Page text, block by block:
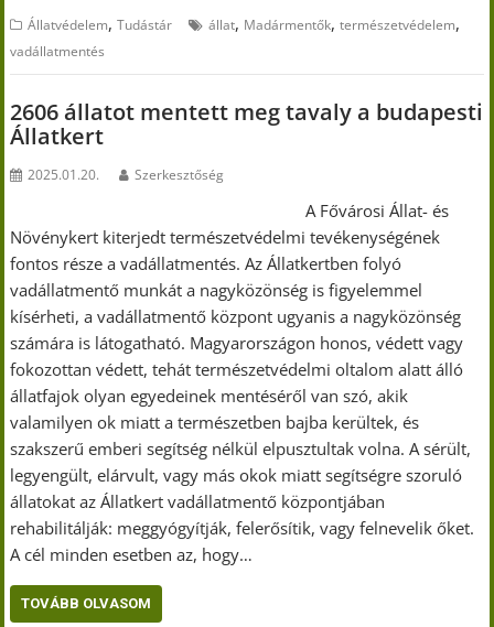
Állatvédelem,Tudástár állat, Madármentők,természetvédelem,
vadállatmentés
2606 állatot mentett meg tavaly a budapesti
Állatkert
2025.01.20. Szerkesztőség
A Fővárosi Állat- és
Növénykert kiterjedt természetvédelmi tevékenységének
fontos része a vadállatmentés. Az Állatkertben folyó
vadállatmentő munkát a nagyközönség is figyelemmel
kísérheti, a vadállatmentő központ ugyanis a nagyközönség
számára is látogatható. Magyarországon honos, védett vagy
fokozottan védett, tehát természetvédelmi oltalom alatt álló
állatfajok olyan egyedeinek mentéséről van szó, akik
valamilyen ok miatt a természetben bajba kerültek, és
szakszerű emberi segítség nélkül elpusztultak volna. A sérült,
legyengült, elárvult, vagy más okok miatt segítségre szoruló
állatokat az Állatkert vadállatmentő központjában
rehabilitálják: meggyógyítják, felerősítik, vagy felnevelik őket.
A cél minden esetben az, hogy…
TOVÁBB OLVASOM